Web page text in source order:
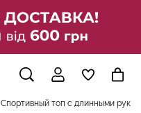
Спортивный топ с длинными